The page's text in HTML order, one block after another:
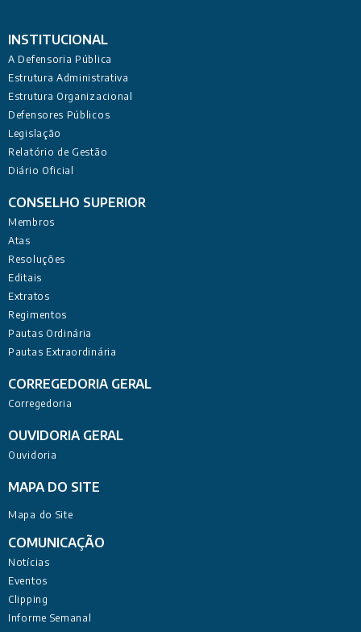
INSTITUCIONAL
A Defensoria Pública
Estrutura Administrativa
Estrutura Organizacional
Defensores Públicos
Legislação
Relatório de Gestão
Diário Oficial
CONSELHO SUPERIOR
Membros
Atas
Resoluções
Editais
Extratos
Regimentos
Pautas Ordinária
Pautas Extraordinária
CORREGEDORIA GERAL
Corregedoria
OUVIDORIA GERAL
Ouvidoria
MAPA DO SITE
Mapa do Site
COMUNICAÇÃO
Notícias
Eventos
Clipping
Informe Semanal